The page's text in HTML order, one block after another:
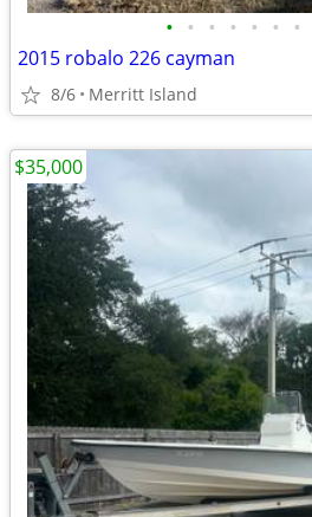
• • • • • • •
2015 robalo 226 cayman
8/6 Merritt Island
$35,000